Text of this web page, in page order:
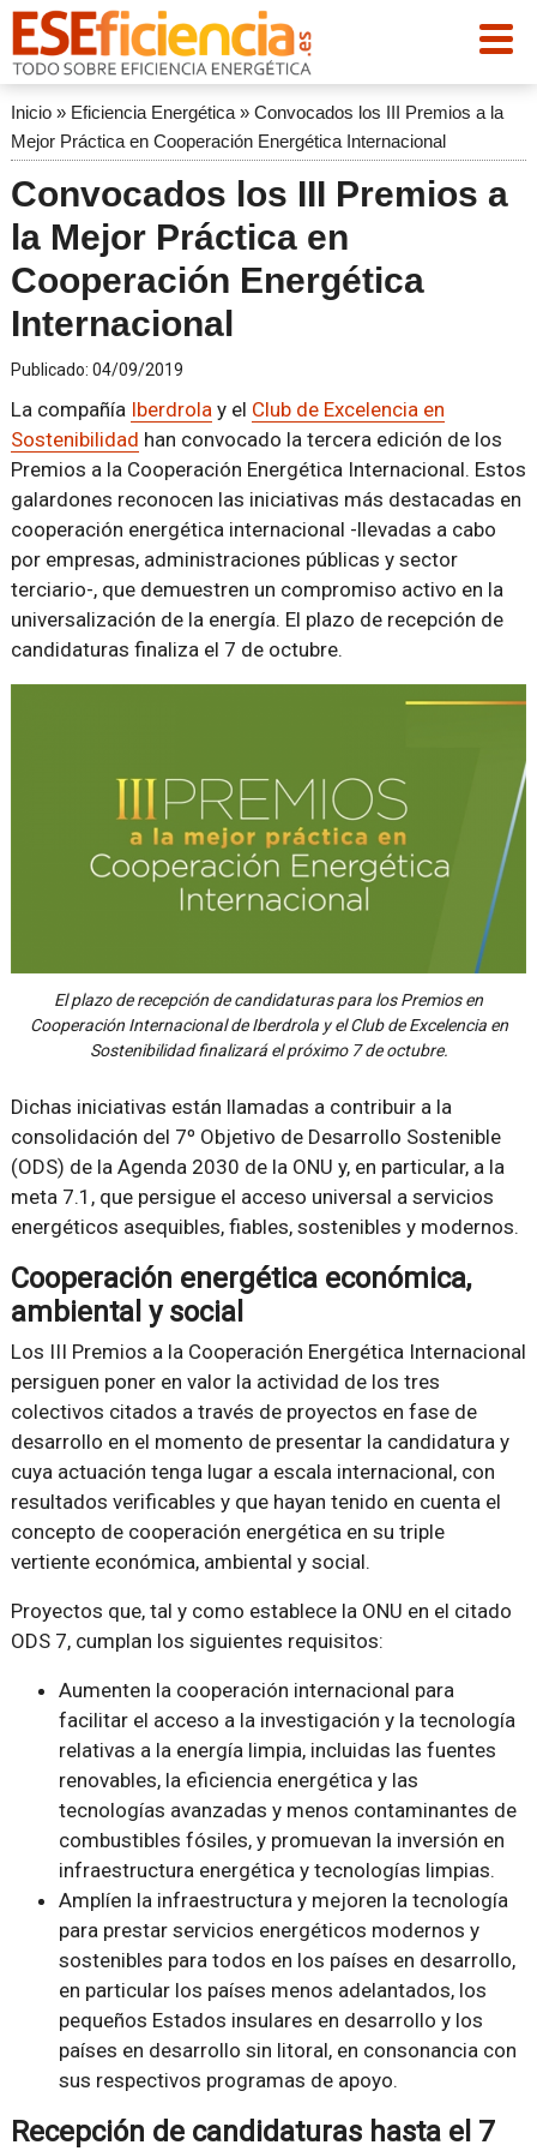
Inicio» Eficiencia Energética» Convocados los III Premios a la
Mejor Práctica en Cooperación Energética Internacional
Convocados los III Premios a
la Mejor Práctica en
Cooperación Energética
Internacional
Publicado: 04/09/2019
La compañía Iberdrolay el Club de Excelencia en
Sostenibilidad han convocado la tercera edición de los
Premios a la Cooperación Energética Internacional. Estos
galardones reconocen las iniciativas más destacadas en
cooperación energética internacional -llevadas a cabo
por empresas, administraciones públicas y sector
terciario-, que demuestren un compromiso activo en la
universalización de la energía. El plazo de recepción de
candidaturas finaliza el 7 de octubre.
El plazo de recepción de candidaturas para los Premios en
Cooperación Internacional de Iberdrola y el Club de Excelencia en
Sostenibilidad finalizará el próximo 7 de octubre.
Dichas iniciativas están llamadas a contribuir a la
consolidación del 7º Objetivo de Desarrollo Sostenible
(ODS) de la Agenda 2030 de la ONU y, en particular, a la
meta 7.1, que persigue el acceso universal a servicios
energéticos asequibles, fiables, sostenibles y modernos.
Cooperación energética económica,
ambiental y social
Los III Premios a la Cooperación Energética Internacional
persiguen poner en valor la actividad de los tres
colectivos citados a través de proyectos en fase de
desarrollo en el momento de presentar la candidatura y
cuya actuación tenga lugar a escala internacional, con
resultados verificables y que hayan tenido en cuenta el
concepto de cooperación energética en su triple
vertiente económica, ambiental y social.
Proyectos que, tal y como establece la ONU en el citado
ODS 7, cumplan los siguientes requisitos:
Aumenten la cooperación internacional para
facilitar el acceso a la investigación y la tecnología
relativas a la energía limpia, incluidas las fuentes
renovables, la eficiencia energética y las
tecnologías avanzadas y menos contaminantes de
combustibles fósiles, y promuevan la inversión en
infraestructura energética y tecnologías limpias.
Amplíen la infraestructura y mejoren la tecnología
para prestar servicios energéticos modernos y
sostenibles para todos en los países en desarrollo,
en particular los países menos adelantados, los
pequeños Estados insulares en desarrollo y los
países en desarrollo sin litoral, en consonancia con
sus respectivos programas de apoyo.
Recepción de candidaturas hasta el 7